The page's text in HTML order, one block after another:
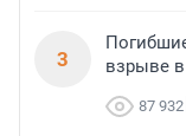
3
взрыве
87 932